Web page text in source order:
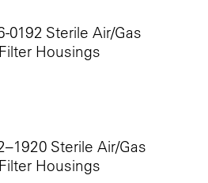
0192 Sterile Air/Gas
Housings
Sterile Air/Gas
Housings